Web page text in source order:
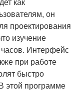
он
проектирования
изучение
часов. Интерфейс
при работе
быстро
этой программе